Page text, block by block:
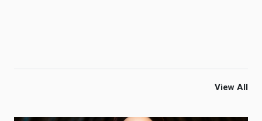
View All